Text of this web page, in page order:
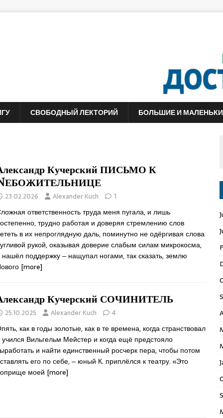
СВОБОДНЫЙ ЛЕКТОРИЙ БОЛЬШИЕ И
Кучерский ПИСЬМО К
23.02.2026 Alexander Kuch 1
ответственность труда меня пугала, и лишь
трудно работая и доверяя стремлению слов
в их непроглядную даль, поминутно не одёргивая слова
рукой, оказывая доверие слабым силам микрокосма,
нашёл поддержку ‒ нащупал ногами, так сказать, землю
[more]
Кучерский СОЧИНИТЕЛЬ
25.10.2025 Alexander Kuch 4
как в годы золотые, как в те времена, когда странствовал
учился Вильгельм Мейстер и когда ещё предстояло
и найти единственный росчерк пера, чтобы потом
его по себе, ‒ юный К. приплёлся к театру. «Это
моей [more]